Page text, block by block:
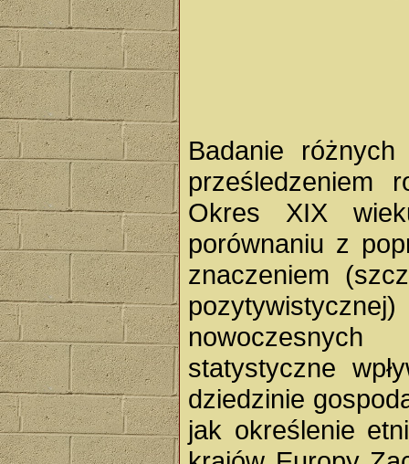
Badanie
prześledzeniem
Okres XIX
porównaniu z
znaczeniem
statystyczne
dziedzinie
jak określenie